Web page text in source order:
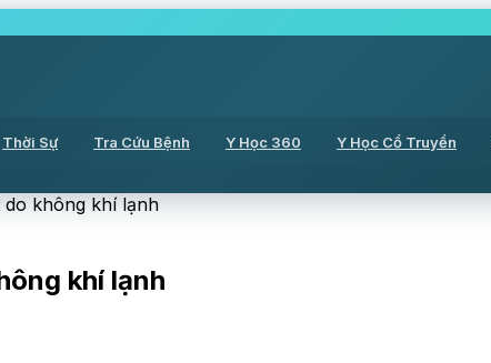
Thời Sự Tra Cứu Bệnh Y Học 360 Y Học Cổ Truyền
không khí lạnh
khí lạnh